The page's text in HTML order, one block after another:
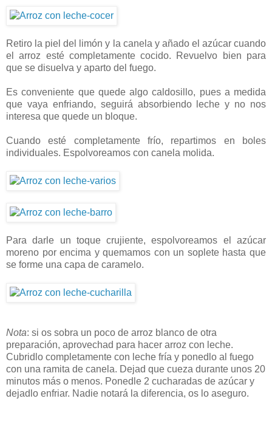
Retiro la piel del limón y la canela y añado el azúcar cuando
el arroz esté completamente cocido. Revuelvo bien para
que se disuelva y aparto del fuego.
Es conveniente que quede algo caldosillo, pues a medida
que vaya enfriando, seguirá absorbiendo leche y no nos
interesa que quede un bloque.
Cuando esté completamente frío, repartimos en boles
individuales. Espolvoreamos con canela molida.
Para darle un toque crujiente, espolvoreamos el azúcar
moreno por encima y quemamos con un soplete hasta que
se forme una capa de caramelo.
Nota: si os sobra un poco de arroz blanco de otra
preparación, aprovechad para hacer arroz con leche.
Cubridlo completamente con leche fría y ponedlo al fuego
con una ramita de canela. Dejad que cueza durante unos 20
minutos más o menos. Ponedle 2 cucharadas de azúcar y
dejadlo enfriar. Nadie notará la diferencia, os lo aseguro.